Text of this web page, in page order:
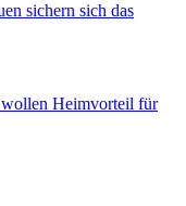
sichern sich das
Heimvorteil für